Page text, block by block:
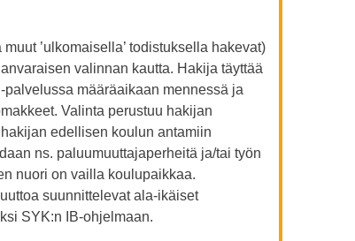
’ulkomaisella’ todistuksella hakevat)
valinnan kautta. Hakija täyttää
määräaikaan mennessä ja
Valinta perustuu hakijan
edellisen koulun antamiin
ns. paluumuuttajaperheitä ja/tai työn
nuori on vailla koulupaikkaa.
suunnittelevat ala-ikäiset
SYK:n IB-ohjelmaan.